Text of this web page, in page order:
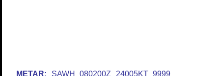
METAR: SAWH 080200Z 24005KT 9999